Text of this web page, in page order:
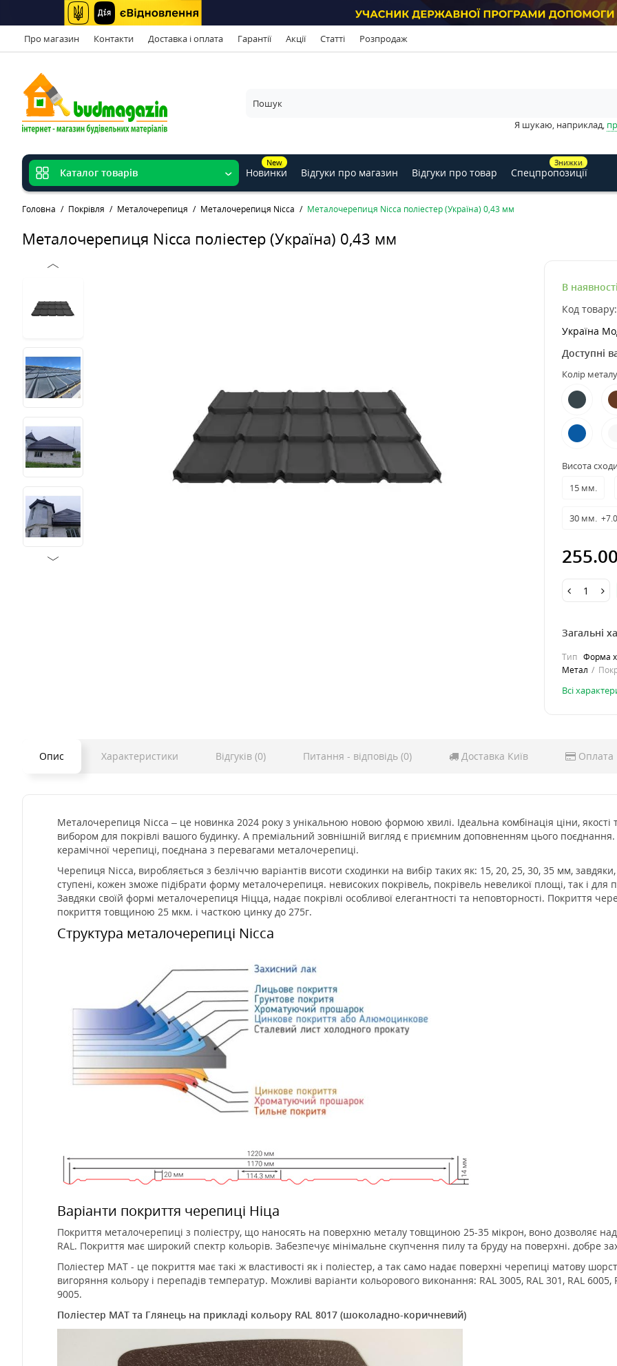
Про магазин Контакти Доставка і оплата Гарантії Акції Статті Розпродаж
Я шукаю, наприклад,
Головна Покрівля Металочерепиця Металочерепиця Nicca Металочерепиця Nicca поліестер (Україна) 0,43 мм
Металочерепиця Nicca поліестер (Україна) 0,43 мм
В наявності
Код товару:
Україна
Доступні
Колір
Висота
15 мм.
30 мм.
Загальні
Тип Форма
Метал
Всі
Опис Характеристики Відгуків (0) Питання - відповідь (0) Доставка Київ Оплата
Металочерепиця Nicca – це новинка 2024 року з унікальною новою формою хвилі. Ідеальна комбінація ціни,
вибором для покрівлі вашого будинку. А преміальний зовнішній вигляд є приємним доповненням цього
керамічної черепиці, поєднана з перевагами металочерепиці.
Черепиця Nicca, виробляється з безліччю варіантів висоти сходинки на вибір таких як: 15, 20, 25, 30, 35 мм, завдяки,
ступені, кожен зможе підібрати форму металочерепиця. невисоких покрівель, покрівель невеликої площі, так і для
Завдяки своїй формі металочерепиця Ніцца, надає покрівлі особливої елегантності та неповторності. Покриття
покриття товщиною 25 мкм. і часткою цинку до 275г.
Структура металочерепиці Nicca
Варіанти покриття черепиці Ніца
Покриття металочерепиці з поліестру, що наносять на поверхню металу товщиною 25-35 мікрон, воно дозволяє
RAL. Покриття має широкий спектр кольорів. Забезпечує мінімальне скупчення пилу та бруду на поверхні. добре
Поліестер MAT - це покриття має такі ж властивості як і поліестер, а так само надає поверхні черепиці матову
вигоряння кольору і перепадів температур. Можливі варіанти кольорового виконання: RAL 3005, RAL 301, RAL 6005,
9005.
Поліестер MAT та Глянець на прикладі кольору RAL 8017 (шоколадно-коричневий)
Каталог товарів
New
Новинки Відгуки про магазин Відгуки про товар
Знижки
Спецпропозиції